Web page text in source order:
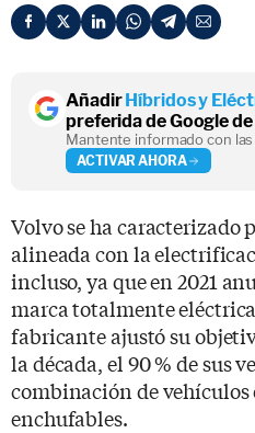
AñadirHíbridos y
preferida de Google
Mantente informado con
ACTIVAR AHORA
Volvo se ha caracterizado
alineada con la
incluso, ya que en 2021
marca totalmente eléctrica
fabricante ajustó su
la década, el 90 % de sus
combinación de
enchufables.